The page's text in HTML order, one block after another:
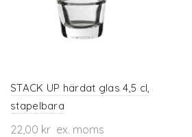
STACK UP härdat glas 4,5 cl,
stapelbara
22,00 kr ex. moms